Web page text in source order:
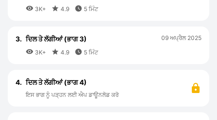
 3K+  4.9  5 ਮਿੰਟ
3. ਦਿਲ ਤੇ ਲੱਗੀਆਂ (ਭਾਗ 3)
 3K+  4.9  5 ਮਿੰਟ
09 ਅਪ੍ਰੈਲ 2025
4. ਦਿਲ ਤੇ ਲੱਗੀਆਂ (ਭਾਗ 4)
ਇਸ ਭਾਗ ਨੂੰ ਪੜ੍ਹਨ ਲਈ ਐਪ ਡਾਊਨਲੋਡ ਕਰੋ